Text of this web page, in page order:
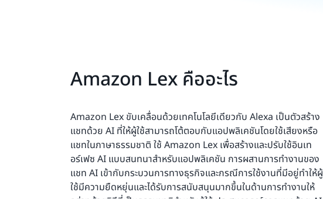
Amazon Lex คืออะไร
Amazon Lex ขับเคลื่อนด้วยเทคโนโลยีเดียวกับ Alexa เป็นตัวสร้าง
แชทด้วย AI ที่ให้ผู้ใช้สามารถโต้ตอบกับแอปพลิเคชันโดยใช้เสียงหรือ
แชทในภาษาธรรมชาติ ใช้ Amazon Lex เพื่อสร้างและปรับใช้อินเท
อร์เฟซ AI แบบสนทนาสำหรับแอปพลิเคชัน การผสานการทำงานของ
แชท AI เข้ากับกระบวนการทางธุรกิจและกรณีการใช้งานที่มีอยู่ทำให้ผู้
ใช้มีความยืดหยุ่นและได้รับการสนับสนุนมากขึ้นในด้านการทำงานให้